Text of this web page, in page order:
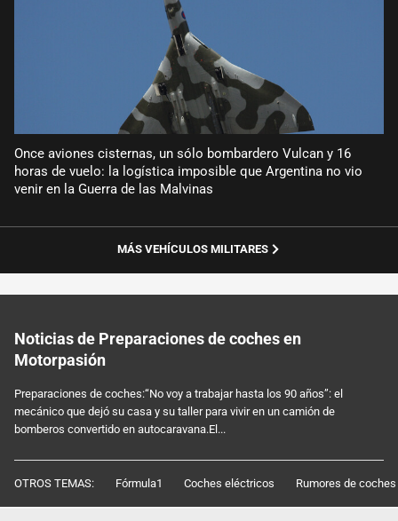
Once aviones cisternas, un sólo bombardero Vulcan y 16
horas de vuelo: la logística imposible que Argentina no vio
venir en la Guerra de las Malvinas
MÁS VEHÍCULOS MILITARES
Noticias de Preparaciones de coches en
Motorpasión
Preparaciones de coches:“No voy a trabajar hasta los 90 años”: el
mecánico que dejó su casa y su taller para vivir en un camión de
bomberos convertido en autocaravana.El...
OTROS TEMAS: Fórmula1 Coches eléctricos Rumores de coches